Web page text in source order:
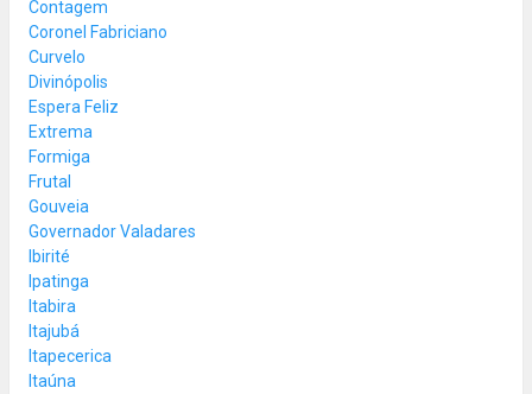
Contagem
Coronel Fabriciano
Curvelo
Divinópolis
Espera Feliz
Extrema
Formiga
Frutal
Gouveia
Governador Valadares
Ibirité
Ipatinga
Itabira
Itajubá
Itapecerica
Itaúna